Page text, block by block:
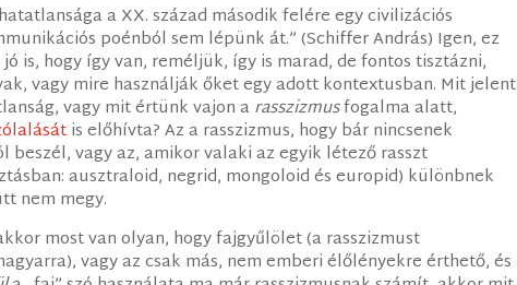
a XX. század második felére egy civilizációs
poénból sem lépünk át.” (Schiffer András) Igen, ez
is, hogy így van, reméljük, így is marad, de fontos tisztázni,
vagy mire használják őket egy adott kontextusban. Mit jelent
vagy mit értünk vajon arasszizmusfogalma alatt,
is előhívta? Az a rasszizmus, hogy bár nincsenek
beszél, vagy az, amikor valaki az egyik létező rasszt
ausztraloid, negrid, mongoloid és europid) különbnek
nem megy.
most van olyan, hogy fajgyűlölet (a rasszizmust
vagy az csak más, nem emberi élőlényekre érthető, és